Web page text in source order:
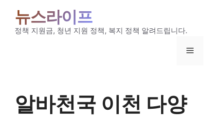
content
뉴스라이프
정책 지원금, 청년 지원 정책, 복지 정책 알려드립니다.
Menu
알바천국 이천 다양